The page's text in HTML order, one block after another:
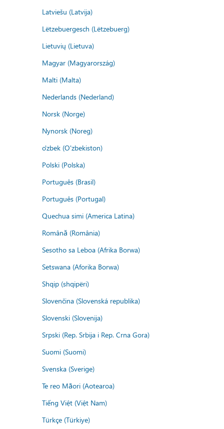
Latviešu (Latvija)
Lëtzebuergesch (Lëtzebuerg)
Lietuvių (Lietuva)
Magyar (Magyarország)
Malti (Malta)
Nederlands (Nederland)
Norsk (Norge)
Nynorsk (Noreg)
o'zbek (O'zbekiston)
Polski (Polska)
Português (Brasil)
Português (Portugal)
Quechua simi (America Latina)
Română (România)
Sesotho sa Leboa (Afrika Borwa)
Setswana (Aforika Borwa)
Shqip (shqipëri)
Slovenčina (Slovenská republika)
Slovenski (Slovenija)
Srpski (Rep. Srbija i Rep. Crna Gora)
Suomi (Suomi)
Svenska (Sverige)
Te reo Māori (Aotearoa)
Tiếng Việt (Việt Nam)
Türkçe (Türkiye)